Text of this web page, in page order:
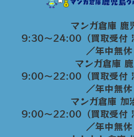
マンガ倉庫 鹿
9:30～24:00（買取受付
／年中無休
マンガ倉庫
9:00～22:00（買取受付
／年中無休
マンガ倉庫 加
9:00〜22:00（買取受付
／年中無休